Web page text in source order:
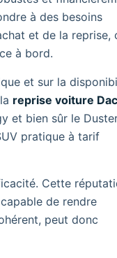
à des besoins
et de la reprise,
à bord.
et sur la
reprise voiture
et bien sûr le
pratique à tarif
Cette
de rendre
peut donc